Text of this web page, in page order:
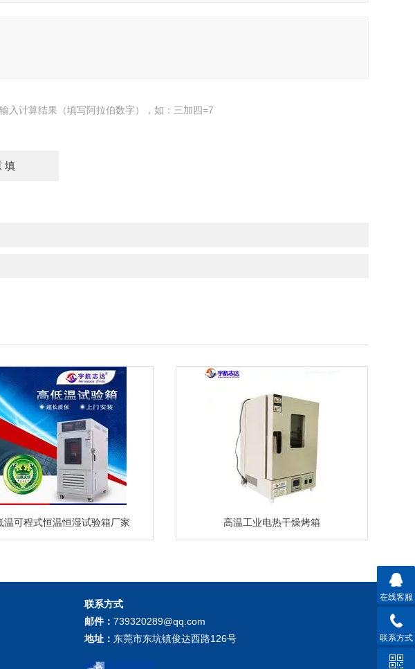
入计算结果（填写阿拉伯数字），如：三加四=7
温可程式恒温恒湿试验箱厂家 高温工业电热干燥烤箱
联系方式
邮件： 739320289@qq.com
地址： 东莞市东坑镇俊达西路126号
在线客服
联系方式